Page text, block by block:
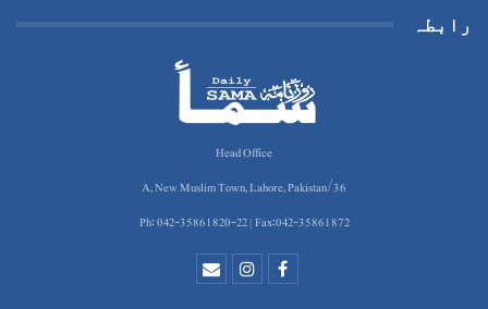
رابطہ
Head Office
36/A, New Muslim Town, Lahore, Pakistan
Ph: 042-35861820-22 | Fax:042-35861872